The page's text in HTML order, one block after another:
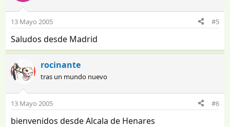
13 Mayo 2005 #5
Saludos desde Madrid
rocinante
tras un mundo nuevo
13 Mayo 2005 #6
bienvenidos desde Alcala de Henares